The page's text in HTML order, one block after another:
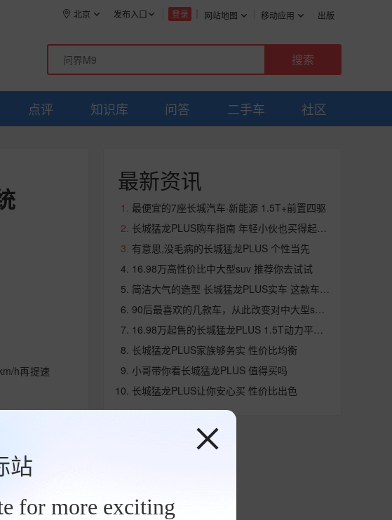
网站地图 移动应用 出版
登录
发布入口
北京
站
for more exciting
点评 知识库 问答 二手车 社区
h再提速
最新资讯
最便宜的7座长城汽车·新能源 1.5T+前置四驱
长城猛龙PLUS购车指南 年轻小伙也买得起的平民车来了
有意思,没毛病的长城猛龙PLUS 个性当先
16.98万高性价比中大型suv 推荐你去试试
简洁大气的造型 长城猛龙PLUS实车 这款车圈粉无数
90后最喜欢的几款车，从此改变对中大型suv的看法
16.98万起售的长城猛龙PLUS 1.5T动力平顺省油
长城猛龙PLUS家族够务实 性价比均衡
小哥带你看长城猛龙PLUS 值得买吗
长城猛龙PLUS让你安心买 性价比出色